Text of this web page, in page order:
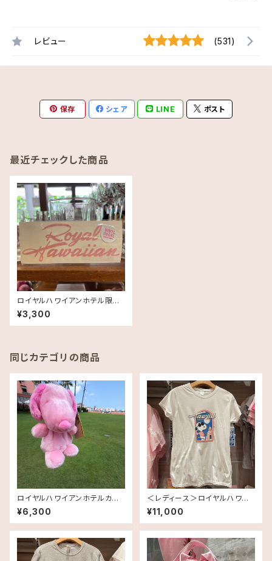
レビュー (531)
保存 シェア LINE ポスト
最近チェックした商品
ロイヤルハワイアンホテル限定・
ステッカー・Royal Hawaiian
¥3,300
同じカテゴリの商品
ロイヤルハワイアンホテルカラ
ー・スヌーピー・ぬいぐるみ TR
H Inspired
¥6,300
＜レディース＞ロイヤルハワイ
アンホテル・オリジナルスヌーピ
ーTシャツ TRH Inspired
¥11,000